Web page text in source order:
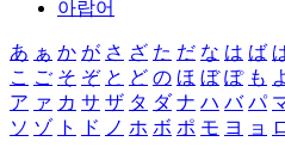
아랍어
あ ぁ か が さ ざ た だ な は ば
こ ご そ ぞ と ど の ほ ぼ ぽ も
ア ァ カ サ ザ タ ダ ナ ハ バ パ
ソ ゾ ト ド ノ ホ ボ ポ モ ヨ ョ